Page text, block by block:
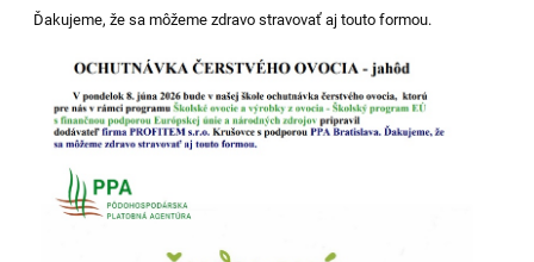
Ďakujeme, že sa môžeme zdravo stravovať aj touto formou.